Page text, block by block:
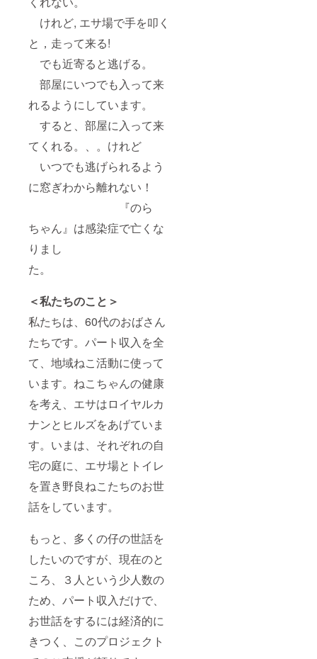
けれど, エサ場で手を叩く
と，走って来る!
でも近寄ると逃げる。
部屋にいつでも入って来
れるようにしています。
すると、部屋に入って来
てくれる。、。けれど
いつでも逃げられるよう
に窓ぎわから離れない！
『のら
ちゃん』は感染症で亡くな
りまし
た。
＜私たちのこと＞
私たちは、60代のおばさん
たちです。パート収入を全
て、地域ねこ活動に使って
います。ねこちゃんの健康
を考え、エサはロイヤルカ
ナンとヒルズをあげていま
す。いまは、それぞれの自
宅の庭に、エサ場とトイレ
を置き野良ねこたちのお世
話をしています。
もっと、多くの仔の世話を
したいのですが、現在のと
ころ、３人という少人数の
ため、パート収入だけで、
お世話をするには経済的に
きつく、このプロジェクト